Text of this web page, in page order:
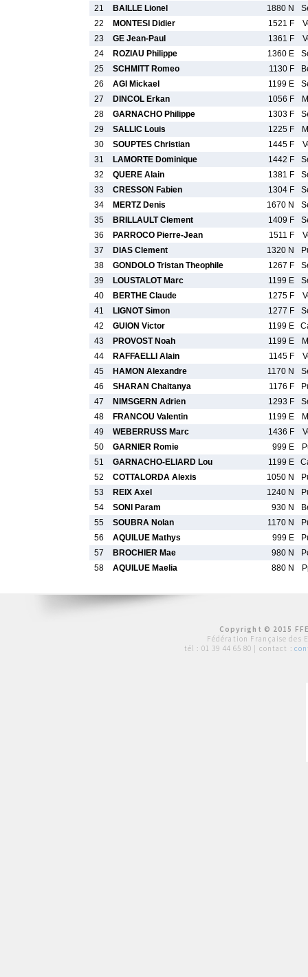
21
BAILLE Lionel 1880 N
22
MONTESI Didier 1521 F
23
GE Jean-Paul 1361 F
24
ROZIAU Philippe 1360 E
25
SCHMITT Romeo 1130 F
26
AGI Mickael 1199 E
27
DINCOL Erkan 1056 F
28
GARNACHO Philippe 1303 F
29
SALLIC Louis 1225 F
30
SOUPTES Christian 1445 F
31
LAMORTE Dominique 1442 F
32
QUERE Alain 1381 F
33
CRESSON Fabien 1304 F
34
MERTZ Denis 1670 N
35
BRILLAULT Clement 1409 F
36
PARROCO Pierre-Jean 1511 F
37
DIAS Clement 1320 N
38
GONDOLO Tristan Theophile 1267 F
39
LOUSTALOT Marc 1199 E
40
BERTHE Claude 1275 F
41
LIGNOT Simon 1277 F
42
GUION Victor 1199 E
43
PROVOST Noah 1199 E
44
RAFFAELLI Alain 1145 F
45
HAMON Alexandre 1170 N
46
SHARAN Chaitanya 1176 F
47
NIMSGERN Adrien 1293 F
48
FRANCOU Valentin 1199 E
49
WEBERRUSS Marc 1436 F
50
GARNIER Romie 999 E
51
GARNACHO-ELIARD Lou 1199 E
52
COTTALORDA Alexis 1050 N
53
REIX Axel 1240 N
54
SONI Param 930 N
55
SOUBRA Nolan 1170 N
56
AQUILUE Mathys 999 E
57
BROCHIER Mae 980 N
58
AQUILUE Maelia 880 N
Copyright © 2015
Fédération Française des
tél : 01 39 44 65 80 | contact :